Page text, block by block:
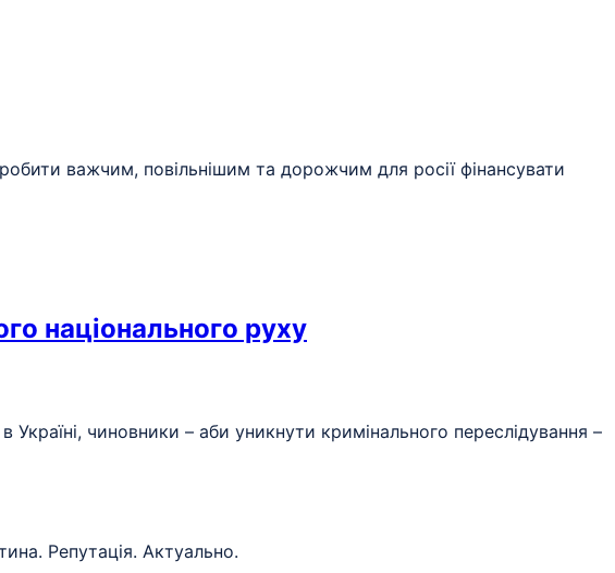
важчим, повільнішим та дорожчим для росії фінансувати
національного руху
Україні, чиновники – аби уникнути кримінального переслідування –
Репутація. Актуально.